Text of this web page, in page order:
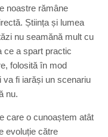
noastre rămâne
Știința și lumea
nu seamănă mult cu
ce a spart practic
folosită în mod
va fi iarăși un scenariu
nu.
care o cunoaștem atât
evoluție către